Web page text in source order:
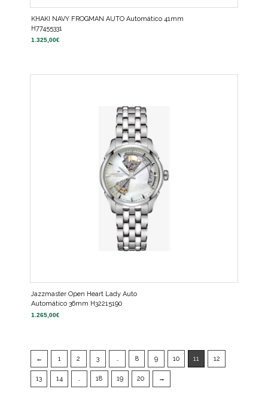
KHAKI NAVY FROGMAN AUTO Automático 41mm
H77455331
1.325,00€
Jazzmaster Open Heart Lady Auto
Automático 36mm H32215190
1.265,00€
← 1 2 3 8 9 10 11 12
13 14 … 18 19 20 →